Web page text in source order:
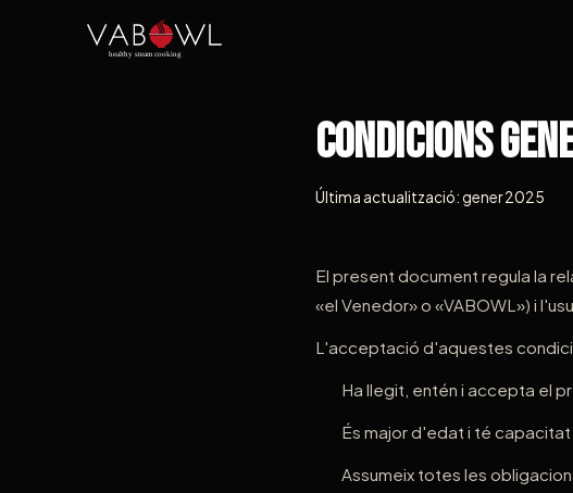
Condicions
Última actualització: gener 2025
El present document regula la
«el Venedor» o «VABOWL») i
L'acceptació d'aquestes
Ha llegit, entén i accepta el
És major d'edat i té
Assumeix totes les